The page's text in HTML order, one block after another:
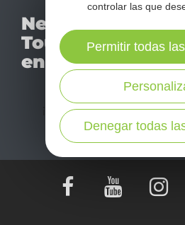
Newsletter
Tourismo
en Aveyron
No se
mensual
déjese
disfrutar
el
¡SUSCRÍBASE A
AQUÍ!
controlar las que
Denegar todas
Permitir todas